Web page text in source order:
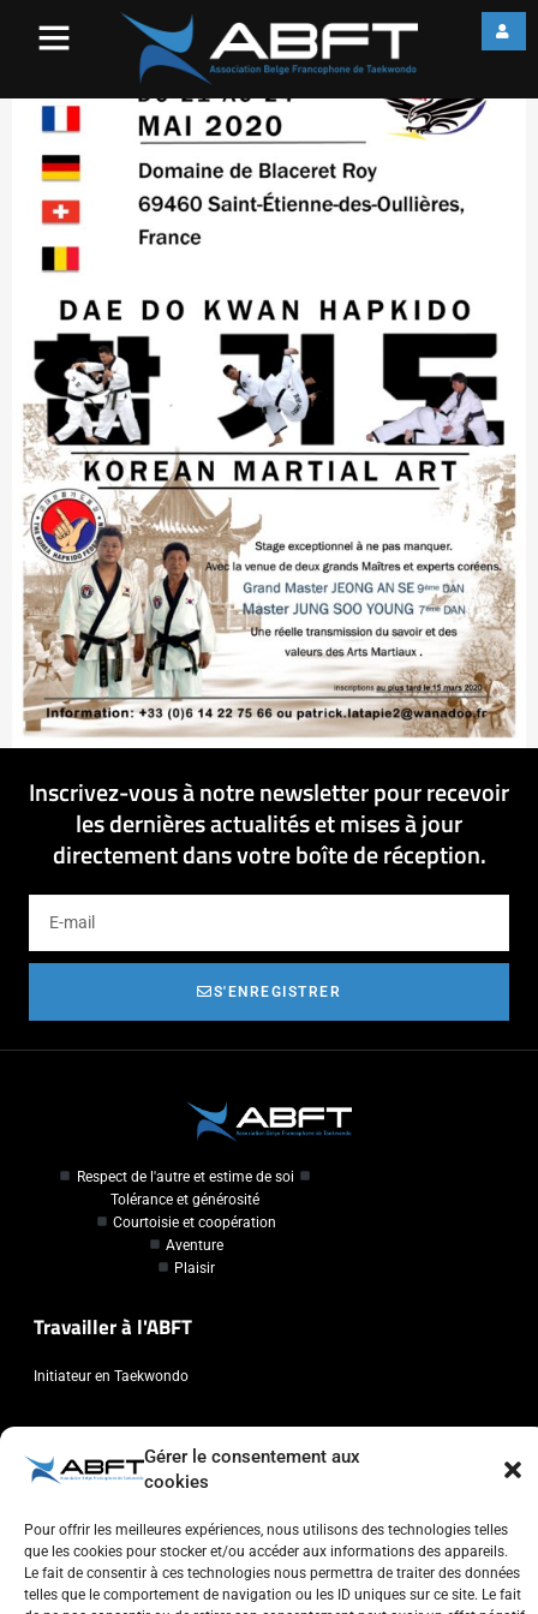
Gérer le consentement aux
cookies
Pour offrir les meilleures expériences, nous utilisons des technologies telles
que les cookies pour stocker et/ou accéder aux informations des appareils.
Le fait de consentir à ces technologies nous permettra de traiter des données
telles que le comportement de navigation ou les ID uniques sur ce site. Le fait
Inscrivez-vous à notre newsletter pour recevoir
les dernières actualités et mises à jour
directement dans votre boîte de réception.
S'ENREGISTRER
Respect de l'autre et estime de soi
Tolérance et générosité
Courtoisie et coopération
Aventure
Plaisir
Travailler à l'ABFT
Initiateur en Taekwondo
Contact
Association Belge Francophone de Taekwondo
info@abft.be
+32 (0)2 347 34 77